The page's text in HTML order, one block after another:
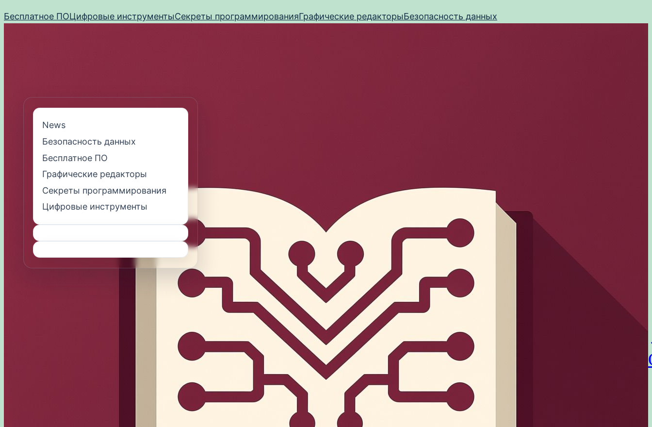
к
Бесплатное ПОЦифровые инструментыСекреты программированияГрафические редакторыБезопасность данных
News
Безопасность данных
Бесплатное ПО
Графические редакторы
Секреты программирования
Цифровые инструменты